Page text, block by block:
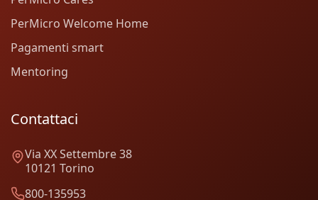
PerMicro Welcome Home
Pagamenti smart
Mentoring
Contattaci
Via XX Settembre 38
10121 Torino
800-135953